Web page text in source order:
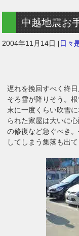
中越地震お
2004年11月14日 [日々
遅れを挽回すべく終
そろ雪が降りそう。
末に一度くらい吹雪
られた家屋は大いに
の修復など急ぐべき
してしまう集落も出て